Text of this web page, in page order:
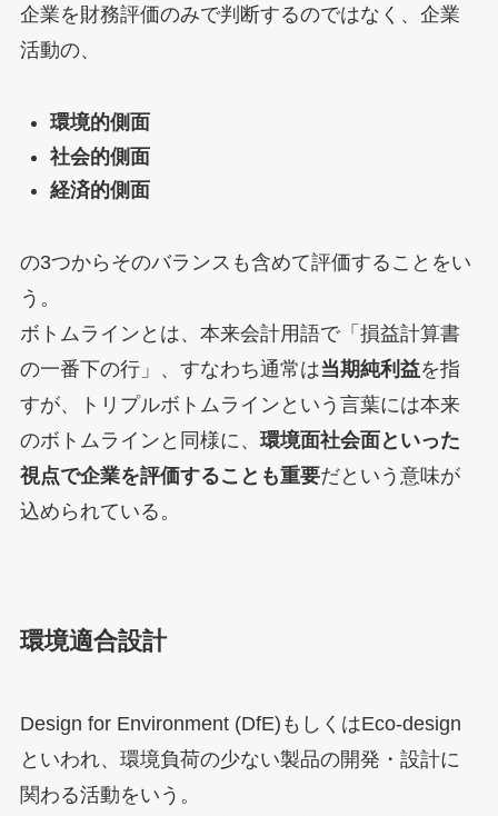
企業を財務評価のみで判断するのではなく、企業
活動の、
環境的側面
社会的側面
経済的側面
の3つからそのバランスも含めて評価することをい
う。
ボトムラインとは、本来会計用語で「損益計算書
の一番下の行」、すなわち通常は当期純利益を指
すが、トリプルボトムラインという言葉には本来
のボトムラインと同様に、 環境面社会面といった
視点で企業を評価することも重要だという意味が
込められている。
環境適合設計
Design for Environment (DfE)もしくはEco-design
といわれ、環境負荷の少ない製品の開発・設計に
関わる活動をいう。